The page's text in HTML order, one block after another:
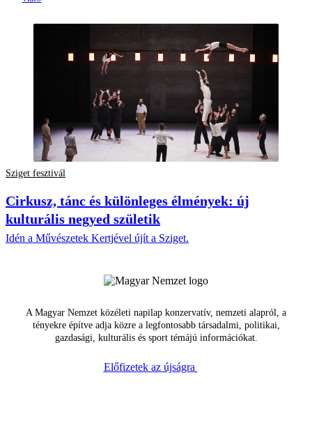
Sziget fesztivál
Cirkusz, tánc és különleges élmények: új
kulturális negyed születik
Idén a Művészetek Kertjével újít a Sziget.
A Magyar Nemzet közéleti napilap konzervatív, nemzeti alapról, a
tényekre építve adja közre a legfontosabb társadalmi, politikai,
gazdasági, kulturális és sport témájú információkat.
Előfizetek az újságra